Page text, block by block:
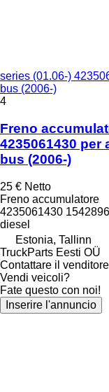
series (01.06-)
bus (2006-)
4
Freno
4235061430 per
bus (2006-)
25 € Netto
Freno accumulatore
4235061430 1542896
diesel
Estonia, Tallinn
TruckParts Eesti OÜ
Contattare il venditore
Vendi veicoli?
Fate questo con noi!
Inserire l'annuncio